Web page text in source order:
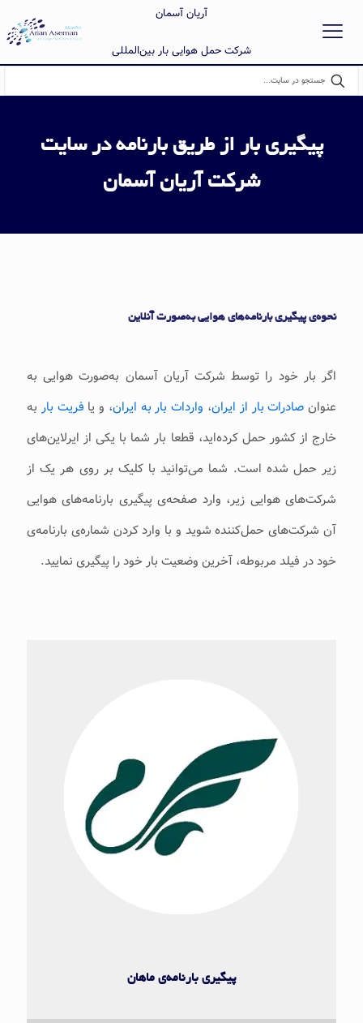
آریان آسمان
شرکت حمل هوایی بار بین‌المللی
پیگیری بار از طریق بارنامه در سایت
شرکت آریان آسمان
نحوه‌ی پیگیری بارنامه‌های هوایی به‌صورت آنلاین
اگر بار خود را توسط شرکت آریان آسمان به‌صورت هوایی به
عنوان صادرات بار از ایران، واردات بار به ایران، و یا فریت بار به
خارج از کشور حمل کرده‌اید، قطعا بار شما با یکی از ایرلاین‌های
زیر حمل شده است. شما می‌توانید با کلیک بر روی هر یک از
شرکت‌های هوایی زیر، وارد صفحه‌ی پیگیری بارنامه‌های هوایی
آن شرکت‌های حمل‌کننده شوید و با وارد کردن شماره‌ی بارنامه‌ی
خود در فیلد مربوطه، آخرین وضعیت بار خود را پیگیری نمایید.
ماهان ایر
پیگیری بارنامه‌ی ماهان